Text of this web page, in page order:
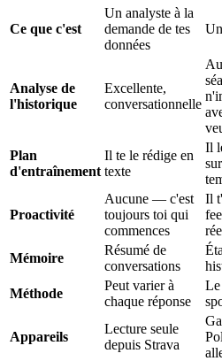
Ce que c'est
Un analyste à la
demande de tes
données
Analyse de
l'historique
Excellente,
conversationnelle
Plan
d'entraînement
Il te le rédige en
texte
Il
Proactivité
Aucune — c'est
toujours toi qui
commences
Il
Mémoire
Résumé de
conversations
Méthode
Peut varier à
chaque réponse
Le
Appareils
Lecture seule
depuis Strava